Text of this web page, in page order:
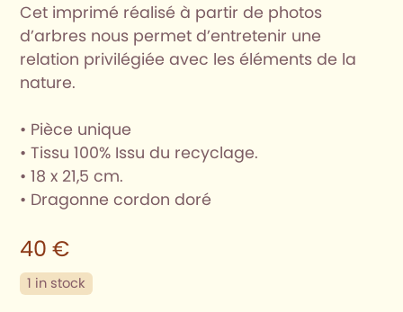
Cet imprimé réalisé à partir de photos
d’arbres nous permet d’entretenir une
relation privilégiée avec les éléments de la
nature.
• Pièce unique
• Tissu 100% Issu du recyclage.
• 18 x 21,5 cm.
• Dragonne cordon doré
40€
1 in stock